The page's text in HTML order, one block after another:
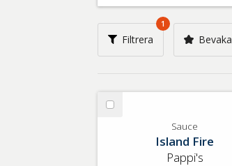
livsmedel
på
t.ex.
produkt,
varumärke,
GTIN
Filtrera
1
Bevaka
Välj
Sauce
Island Fire
Pappi's